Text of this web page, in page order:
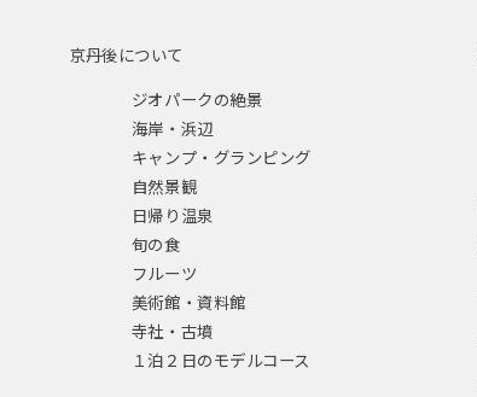
京丹後について
ジオパークの絶景
海岸・浜辺
キャンプ・グランピング
自然景観
日帰り温泉
旬の食
フルーツ
美術館・資料館
寺社・古墳
１泊２日のモデルコース